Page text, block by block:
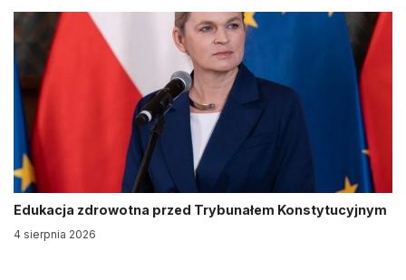
Edukacja zdrowotna przed Trybunałem Konstytucyjnym
4 sierpnia 2026